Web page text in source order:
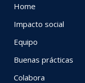
Home
Impacto social
Equipo
Buenas prácticas
Colabora